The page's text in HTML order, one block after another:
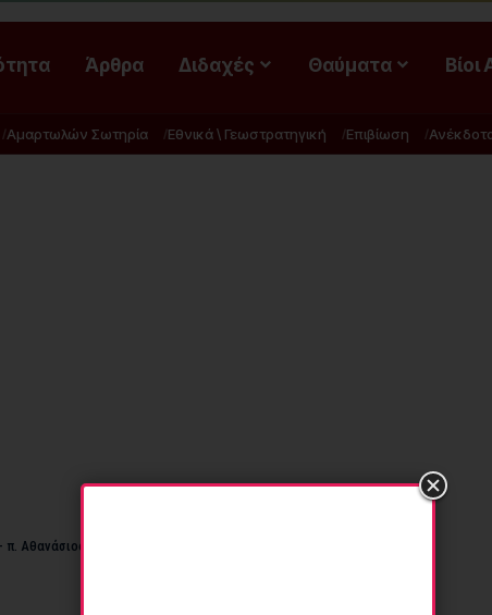
Άρθρα Διδαχές Θαύματα Βίοι
Αμαρτωλών Σωτηρία Εθνικά \ Γεωστρατηγική Επιβίωση
Αθανάσιος Μυτιληναίος